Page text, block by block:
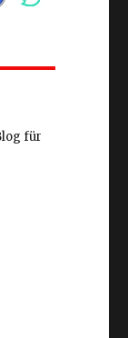
für